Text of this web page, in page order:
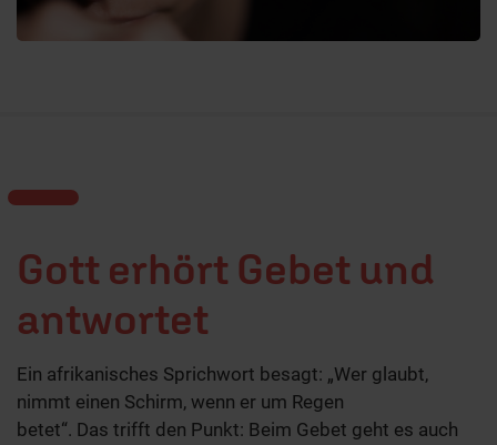
Gott erhört Gebet und
antwortet
Ein afrikanisches Sprichwort besagt: „Wer glaubt,
nimmt einen Schirm, wenn er um Regen
betet“. Das trifft den Punkt: Beim Gebet geht es auch